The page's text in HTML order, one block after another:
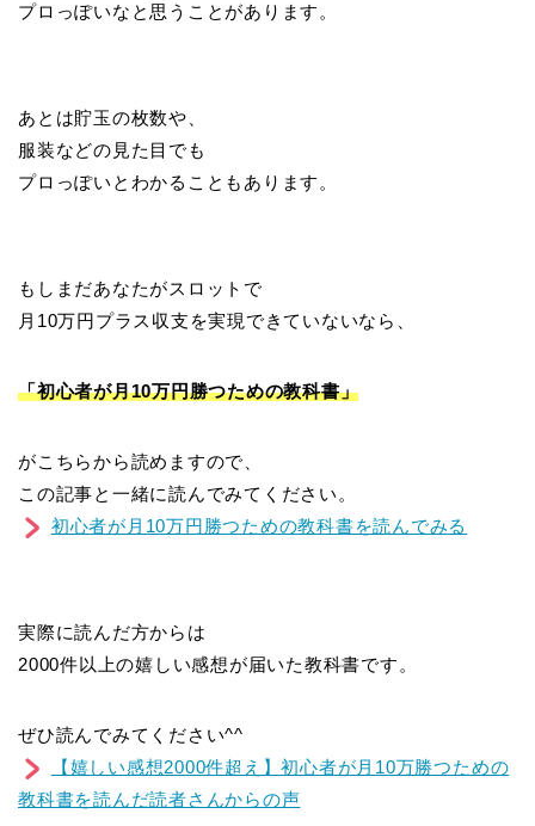
プロっぽいなと思うことがあります。
あとは貯玉の枚数や、
服装などの見た目でも
プロっぽいとわかることもあります。
もしまだあなたがスロットで
月10万円プラス収支を実現できていないなら、
「初心者が月10万円勝つための教科書」
がこちらから読めますので、
この記事と一緒に読んでみてください。
初心者が月10万円勝つための教科書を読んでみる
実際に読んだ方からは
2000件以上の嬉しい感想が届いた教科書です。
ぜひ読んでみてください^^
【嬉しい感想2000件超え】初心者が月10万勝つための
教科書を読んだ読者さんからの声